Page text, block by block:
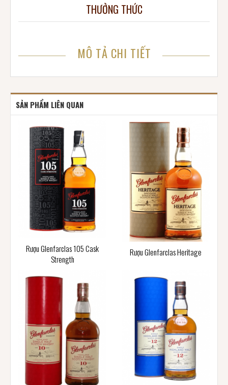
THƯỞNG THỨC
MÔ TẢ CHI TIẾT
SẢN PHẨM LIÊN QUAN
Rượu Glenfarclas 105 Cask
Strength
Rượu Glenfarclas Heritage